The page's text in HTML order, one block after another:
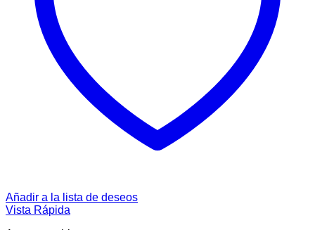
Añadir a la lista de deseos
Vista Rápida